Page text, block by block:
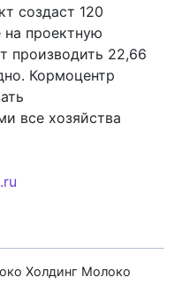
создаст 120
проектную
производить 22,66
Кормоцентр
все хозяйства
Холдинг Молоко